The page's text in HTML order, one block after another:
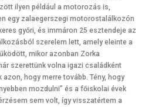
ilyen például a motorozás is,
egy zalaegerszegi motorostalálkozón
győri, és immáron 25 esztendeje az
szerelem lett, amely eleinte a
mikor azonban Zorka
szerettünk volna igazi családként
hogy merre tovább. Tény, hogy
mozdulni” és a főiskolai évek
sem volt, így visszatértem a